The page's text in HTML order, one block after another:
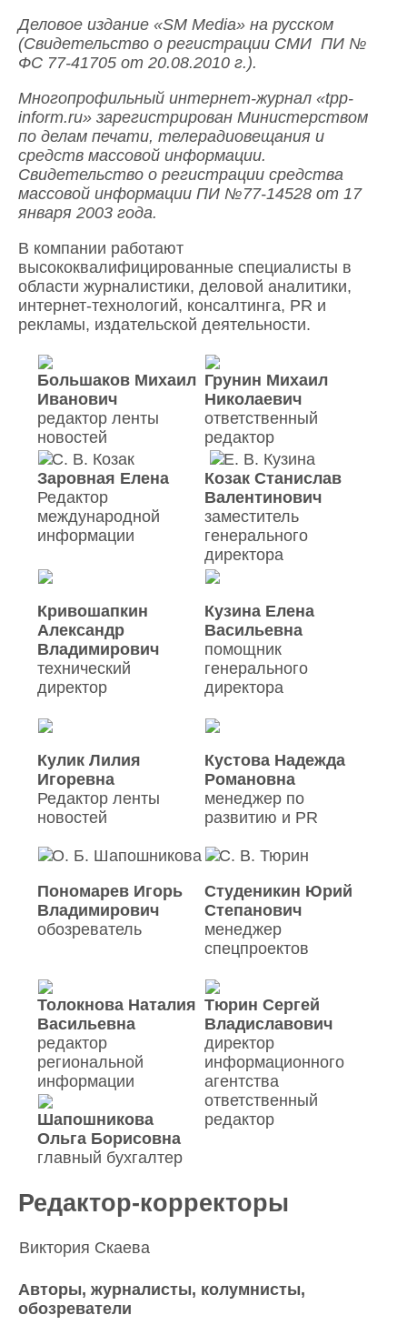
Деловое издание «SM Media» на русском
(Свидетельство о регистрации СМИ ПИ №
ФС 77-41705 от 20.08.2010 г.).
Многопрофильный интернет-журнал «tpp-
inform.ru» зарегистрирован Министерством
по делам печати, телерадиовещания и
средств массовой информации.
Свидетельство о регистрации средства
массовой информации ПИ №77-14528 от 17
января 2003 года.
В компании работают
высококвалифицированные специалисты в
области журналистики, деловой аналитики,
интернет-технологий, консалтинга, PR и
рекламы, издательской деятельности.
Большаков Михаил
Иванович
редактор ленты
новостей
Грунин Михаил
Николаевич
ответственный
редактор
Заровная Елена
Редактор
международной
информации
Козак Станислав
Валентинович
заместитель
генерального
директора
Кривошапкин
Александр
Владимирович
технический
директор
Кузина Елена
Васильевна
помощник
генерального
директора
Кулик Лилия
Игоревна
Редактор ленты
новостей
Кустова Надежда
Романовна
менеджер по
развитию и PR
Пономарев Игорь
Владимирович
обозреватель
Студеникин Юрий
Степанович
менеджер
спецпроектов
Толокнова Наталия
Васильевна
редактор
региональной
информации
Шапошникова
Ольга Борисовна
главный бухгалтер
Тюрин Сергей
Владиславович
директор
информационного
агентства
ответственный
редактор
Редактор-корректоры
Виктория Скаева
Авторы, журналисты, колумнисты,
обозреватели